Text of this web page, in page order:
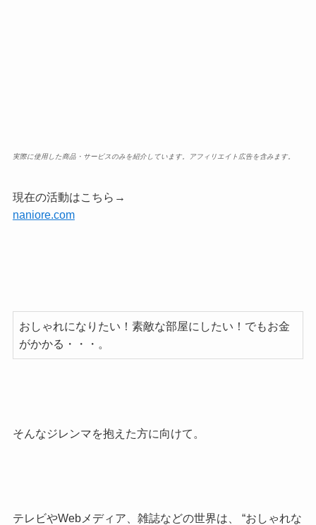
実際に使用した商品・サービスのみを紹介しています。アフィリエイト広告を含みます。
現在の活動はこちら→
naniore.com
おしゃれになりたい！素敵な部屋にしたい！でもお金
がかかる・・・。
そんなジレンマを抱えた方に向けて。
テレビやWebメディア、雑誌などの世界は、 “おしゃれな